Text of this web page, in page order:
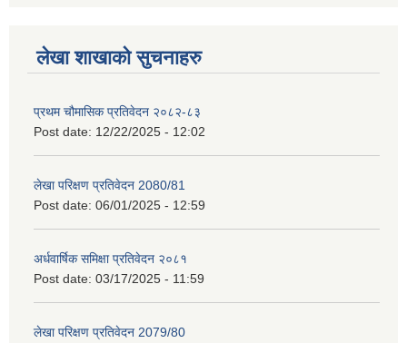
लेखा शाखाको सुचनाहरु
प्रथम चौमासिक प्रतिवेदन २०८२-८३
Post date: 12/22/2025 - 12:02
लेखा परिक्षण प्रतिवेदन 2080/81
Post date: 06/01/2025 - 12:59
अर्धवार्षिक समिक्षा प्रतिवेदन २०८१
Post date: 03/17/2025 - 11:59
लेखा परिक्षण प्रतिवेदन 2079/80